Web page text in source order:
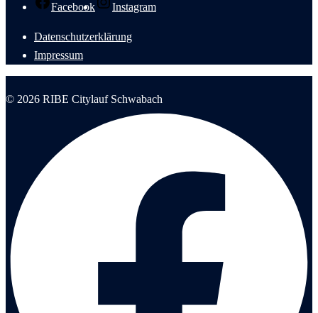
Facebook Instagram
Datenschutzerklärung
Impressum
© 2026 RIBE Citylauf Schwabach